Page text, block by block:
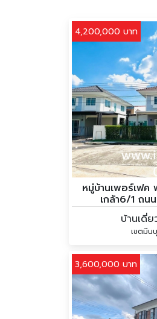
4,200,000 บาท
หมู่บ้านเพอร์เฟ
เกล้า6/1 ถน
บ้านเดี่
เขตมีน
3,600,000 บาท